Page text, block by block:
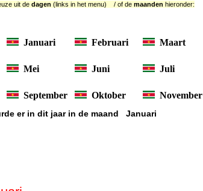
uit de dagen (links in het menu) / of de maanden hieronder:
Januari Februari Maart
Mei Juni Juli
September Oktober November
er in dit jaar in de maand Januari